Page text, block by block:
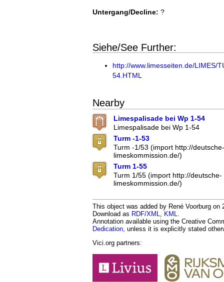
Untergang/Decline: ?
Siehe/See Further:
http://www.limesseiten.de/LIMES/
54.HTML
Nearby
Limespalisade bei Wp 1-54
Limespalisade bei Wp 1-54
Turm -1-53
Turm -1/53 (import http://deutsche-
limeskommission.de/)
Turm 1-55
Turm 1/55 (import http://deutsche-
limeskommission.de/)
This object was added by René Voorburg
Download as RDF/XML, KML.
Annotation available using the Creative
Dedication, unless it is explicitly stated
Vici.org partners: